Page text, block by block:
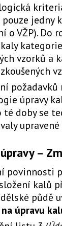
pouze jedny
o VŽP). Do
vzorků a
úpravy
té doby se
–
povinnosti
kalů
půdě
úpravu